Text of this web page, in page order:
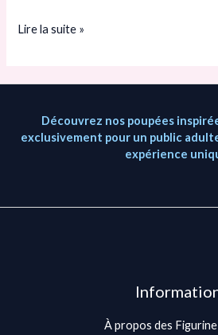
Ada
Lire la suite »
Découvrez nos poupées
exclusivement pour un public
expérience
À propos des